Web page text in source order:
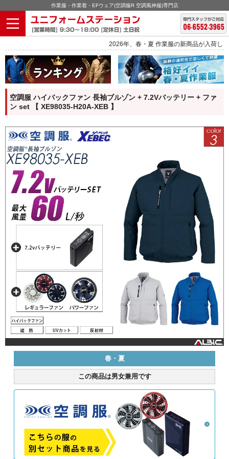
作業服・作業着・EFウェア(空調服R 空調風神服)専門店
2026年、春・夏 作業服の新商品が入荷しました。
空調服 ハイバックファン 長袖ブルゾン + 7.2Vバッテリー + ファ
ン set 【 XE98035-H20A-XEB 】
春・夏
この商品は男女兼用です